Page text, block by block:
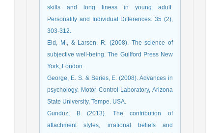
skills and long liness in young adult.
Personality and Individual Differences. 35 (2),
303-312.
Eid, M., & Larsen, R. (2008). The science of
subjective well-being. The Guilford Press New
York, London.
George, E. S. & Series, E. (2008). Advances in
psychology. Motor Control Laboratory, Arizona
State University, Tempe. USA.
Gunduz, B (2013). The contribution of
attachment styles, irrational beliefs and